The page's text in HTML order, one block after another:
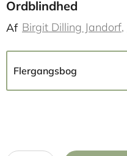
Ordblindhed
Af Birgit Dilling Jandorf
Flergangsbog